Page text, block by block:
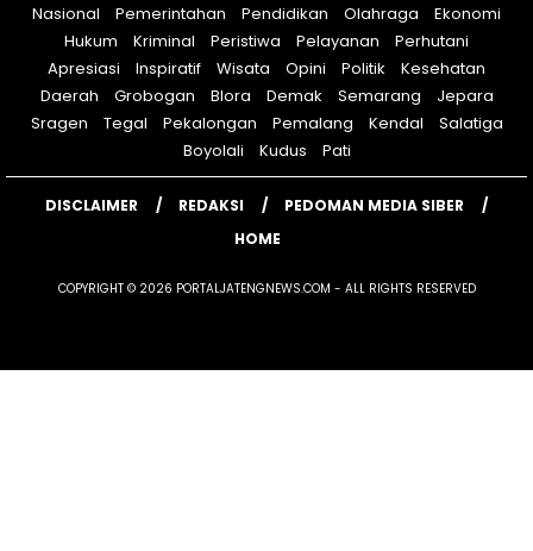
Nasional
Pemerintahan Pendidikan Olahraga
Ekonomi
Hukum
Kriminal Peristiwa Pelayanan
Perhutani
Apresiasi
Inspiratif Wisata Opini Politik
Kesehatan
Daerah
Grobogan Blora Demak Semarang
Jepara
Sragen
Tegal Pekalongan Pemalang Kendal
Salatiga
Boyolali
Kudus Pati
DISCLAIMER REDAKSI
PEDOMAN MEDIA SIBER
HOME
COPYRIGHT © 2026 PORTALJATENGNEWS.COM - ALL RIGHTS RESERVED